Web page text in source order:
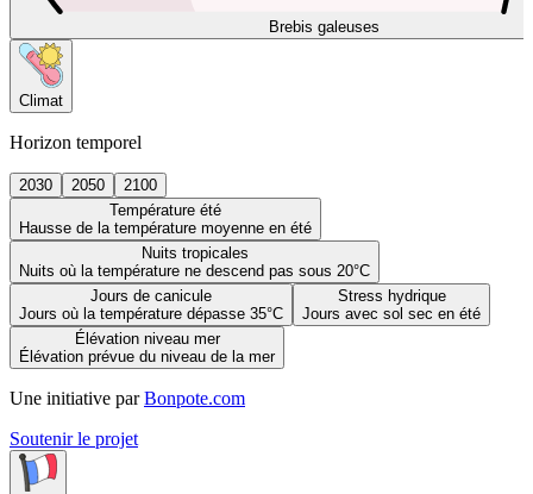
Brebis galeuses
Climat
Horizon temporel
2030 2050
2100
Température été
Hausse de la température moyenne en été
Nuits tropicales
Nuits où la température ne descend pas sous 20°C
Jours de canicule
Jours où la température dépasse 35°C
Stress hydrique
Jours avec sol sec en été
Élévation niveau mer
Élévation prévue du niveau de la mer
Une initiative par Bonpote.com
Soutenir le projet